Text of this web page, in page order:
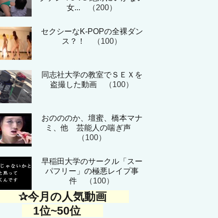
女... （200）
セクシーなK-POPの全裸ダン
ス？！
（100）
同志社大学の教室でＳＥＸを
盗撮した動画 （100）
おのののか、壇蜜、橋本マナ
ミ、他 芸能人の喘ぎ声
（100）
早稲田大学のサークル「スー
パフリー」の極悪レイプ事
件 （100）
今月の人気動画
1位~50位